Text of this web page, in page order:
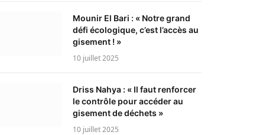
Mounir El Bari : « Notre grand
défi écologique, c’est l’accès au
gisement ! »
10 juillet 2025
Driss Nahya : « Il faut renforcer
le contrôle pour accéder au
gisement de déchets »
10 juillet 2025